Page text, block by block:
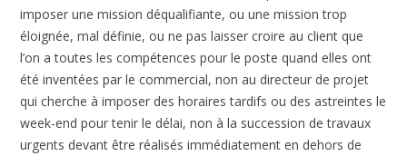
imposer une mission déqualifiante, ou une mission trop
éloignée, mal définie, ou ne pas laisser croire au client que
l’on a toutes les compétences pour le poste quand elles ont
été inventées par le commercial, non au directeur de projet
qui cherche à imposer des horaires tardifs ou des astreintes le
week-end pour tenir le délai, non à la succession de travaux
urgents devant être réalisés immédiatement en dehors de